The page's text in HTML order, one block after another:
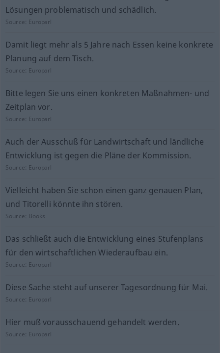
Lösungen problematisch und schädlich.
Source: Europarl
Damit liegt mehr als 5 Jahre nach Essen keine konkrete
Planung auf dem Tisch.
Source: Europarl
Bitte legen Sie uns einen konkreten Maßnahmen- und
Zeitplan vor.
Source: Europarl
Auch der Ausschuß für Landwirtschaft und ländliche
Entwicklung ist gegen die Pläne der Kommission.
Source: Europarl
Vielleicht haben Sie schon einen ganz genauen Plan,
und Titorelli könnte ihn stören.
Source: Books
Das schließt auch die Entwicklung eines Stufenplans
für den wirtschaftlichen Wiederaufbau ein.
Source: Europarl
Diese Sache steht auf unserer Tagesordnung für Mai.
Source: Europarl
Hier muß vorausschauend gehandelt werden.
Source: Europarl